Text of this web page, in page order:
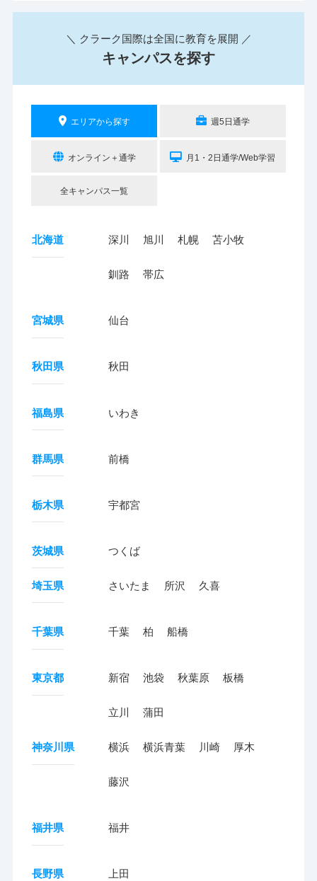
＼ クラーク国際は全国に教育を展開 ／
キャンパスを探す
エリアから探す 週5日通学
オンライン＋通学 月1・2日通学/Web学習
全キャンパス一覧
北海道 深川 旭川 札幌 苫小牧
釧路 帯広
宮城県 仙台
秋田県 秋田
福島県 いわき
群馬県 前橋
栃木県 宇都宮
茨城県 つくば
埼玉県 さいたま 所沢 久喜
千葉県 千葉 柏 船橋
東京都 新宿 池袋 秋葉原 板橋
立川 蒲田
神奈川県 横浜 横浜青葉 川崎 厚木
藤沢
福井県 福井
長野県 上田